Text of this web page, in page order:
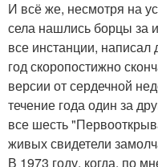
И всё же, несмотря на
села нашлись борцы за
все инстанции, написал
год скоропостижно
версии от сердечной
течение года один за
все шесть
живых свидетели
В 1973 году, когда, по